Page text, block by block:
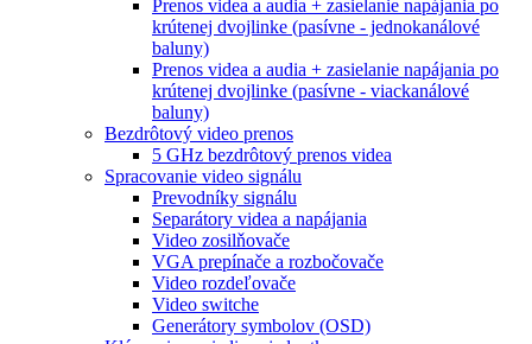
Prenos videa a audia + zasielanie napájania po
krútenej dvojlinke (pasívne - jednokanálové
baluny)
Prenos videa a audia + zasielanie napájania po
krútenej dvojlinke (pasívne - viackanálové
baluny)
Bezdrôtový video prenos
5 GHz bezdrôtový prenos videa
Spracovanie video signálu
Prevodníky signálu
Separátory videa a napájania
Video zosilňovače
VGA prepínače a rozbočovače
Video rozdeľovače
Video switche
Generátory symbolov (OSD)